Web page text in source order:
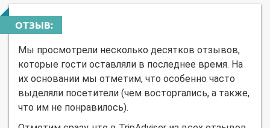
ОТЗЫВ:
Мы просмотрели несколько десятков отзывов,
которые гости оставляли в последнее время. На
их основании мы отметим, что особенно часто
выделяли посетители (чем восторгались, а также,
что им не понравилось).